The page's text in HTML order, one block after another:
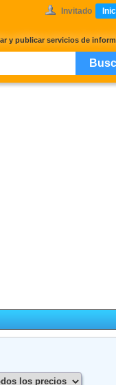
Invitado
y publicar servicios de